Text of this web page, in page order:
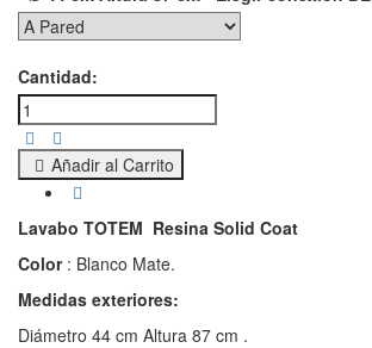
Cantidad:
Añadir al Carrito
Lavabo TOTEM Resina Solid Coat
Color: Blanco Mate.
Medidas exteriores:
Diámetro 44 cm Altura 87 cm .